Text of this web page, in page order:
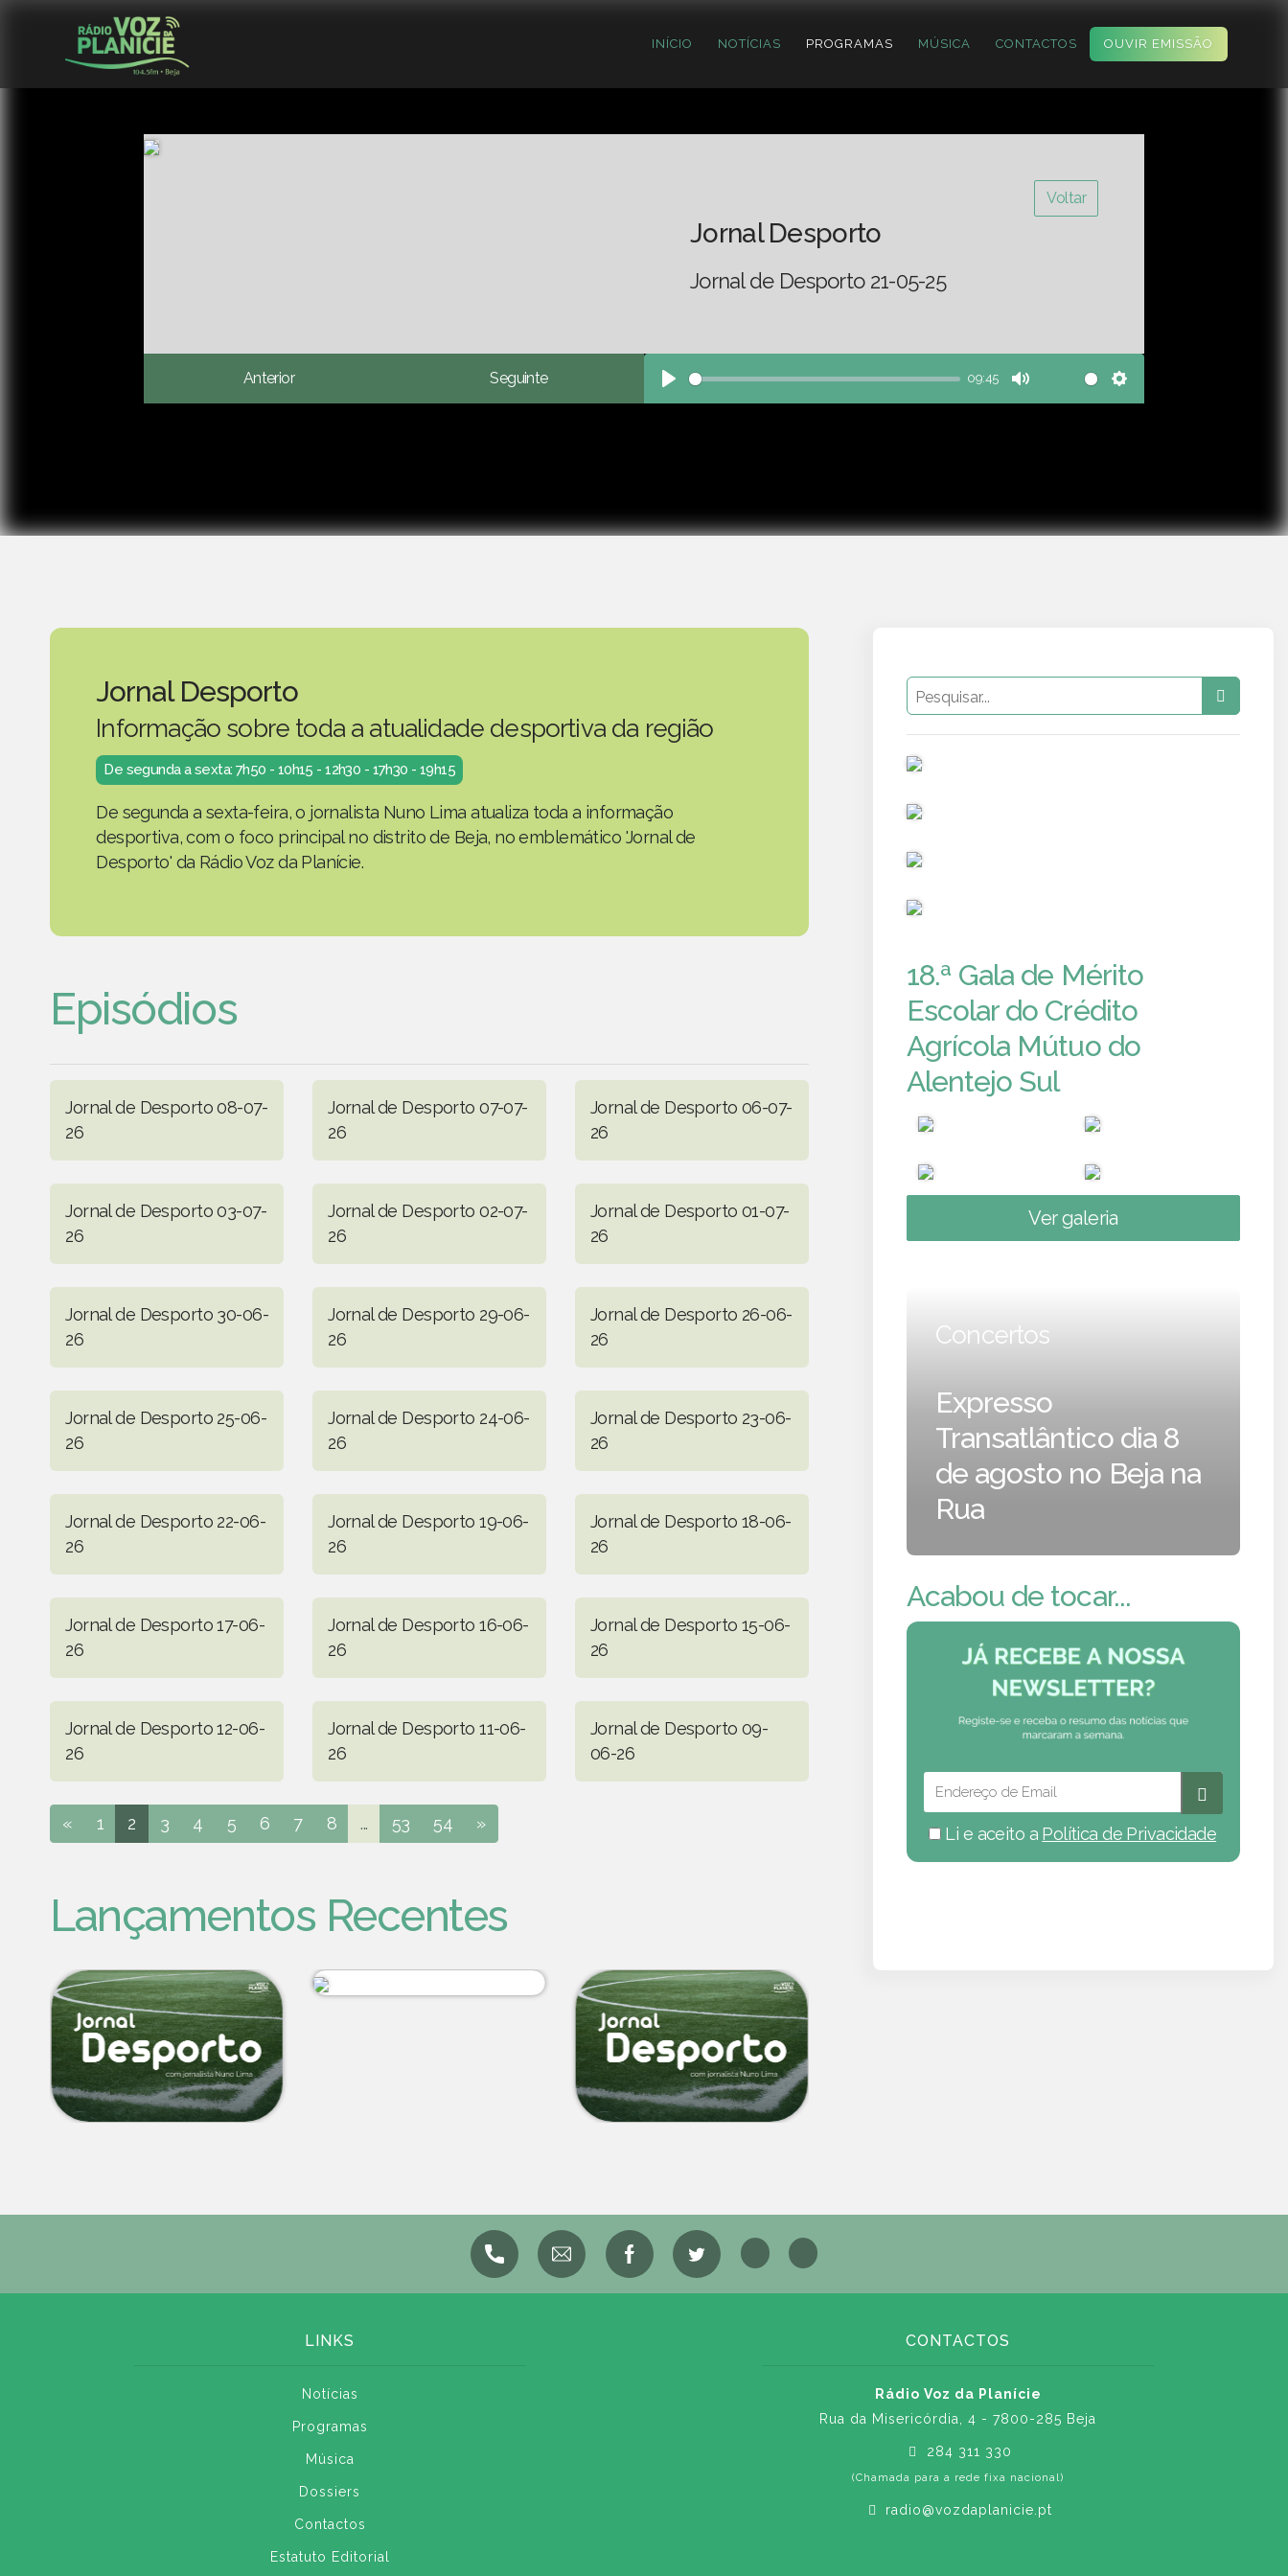
INÍCIO NOTÍCIAS PROGRAMAS MÚSICA CONTACTOS OUVIR EMISSÃO
Voltar
Jornal Desporto
Jornal de Desporto 21-05-25
Anterior Seguinte
Play
09:45
Mute Settings
Jornal Desporto
Informação sobre toda a atualidade desportiva da região
De segunda a sexta: 7h50 - 10h15 - 12h30 - 17h30 - 19h15
De segunda a sexta-feira, o jornalista Nuno Lima atualiza toda a informação
desportiva, com o foco principal no distrito de Beja, no emblemático 'Jornal de
Desporto' da Rádio Voz da Planície.
Episódios
Jornal de Desporto 08-07-
26
Jornal de Desporto 07-07-
26
Jornal de Desporto 06-07-
26
Jornal de Desporto 03-07-
26
Jornal de Desporto 02-07-
26
Jornal de Desporto 01-07-
26
Jornal de Desporto 30-06-
26
Jornal de Desporto 29-06-
26
Jornal de Desporto 26-06-
26
Jornal de Desporto 25-06-
26
Jornal de Desporto 24-06-
26
Jornal de Desporto 23-06-
26
Jornal de Desporto 22-06-
26
Jornal de Desporto 19-06-
26
Jornal de Desporto 18-06-
26
Jornal de Desporto 17-06-
26
Jornal de Desporto 16-06-
26
Jornal de Desporto 15-06-
26
Jornal de Desporto 12-06-
26
Jornal de Desporto 11-06-
26
Jornal de Desporto 09-
06-26
« 1 2 3 4 5 6 7 8 ... 53 54 »
Lançamentos Recentes
18.ª Gala de Mérito
Escolar do Crédito
Agrícola Mútuo do
Alentejo Sul
Ver galeria
Concertos
Expresso
Transatlântico dia 8
de agosto no Beja na
Rua
Acabou de tocar...
Li e aceito a Política de Privacidade
LINKS
Notícias
Programas
Música
Dossiers
Contactos
Estatuto Editorial
CONTACTOS
Rádio Voz da Planície
Rua da Misericórdia, 4 - 7800-285 Beja
284 311 330
(Chamada para a rede fixa nacional)
radio@vozdaplanicie.pt